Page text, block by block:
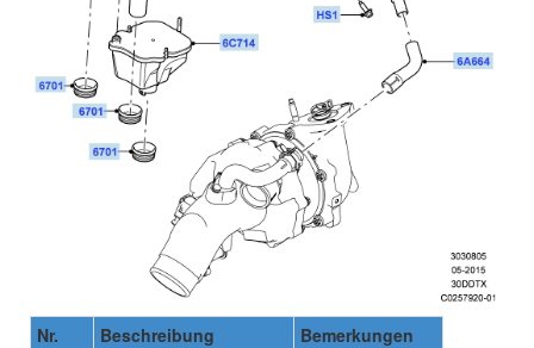
Nr. Beschreibung Bemerkungen